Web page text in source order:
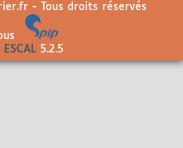
- Tous droits réservés
ESCAL5.2.5